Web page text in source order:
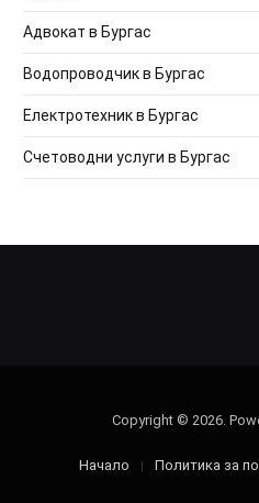
Адвокат в Бургас
Водопроводчик в Бургас
Електротехник в Бургас
Счетоводни услуги в Бургас
Copyright © 2026.
Начало Политика за